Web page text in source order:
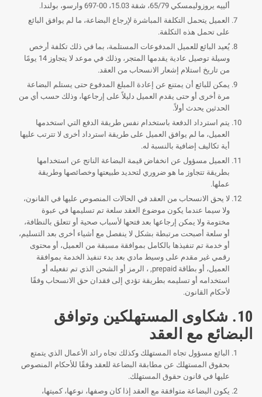
ألييه يروزوليمسكي 65/79، شقة 15.03، 00-697 وارسو، بولندا.
العميل يتحمل التكلفة المباشرة لإرجاع البضاعة، ما لم يوافق البائع
على تحمل هذه التكلفة.
يُعيد البائع للعميل المدفوعات المستلمة، بما في ذلك تكلفة أرخص
وسيلة توصيل عادية يقدمها المتجر، وذلك في موعد لا يتجاوز 14 يومًا
من تاريخ استلام إشعار الانسحاب من العقد.
يمكن للبائع أن يمتنع عن إعادة المبلغ المدفوع حتى يستلم البضاعة
مرة أخرى أو حتى يقدم العميل دليلاً على إرجاعها، وذلك حسب أي من
الحدثين يحدث أولاً.
يتم استرداد الدفعة باستخدام نفس طريقة الدفع التي استخدمها
العميل، ما لم يوافق العميل على طريقة استرداد أخرى لا تترتب عليها
أية تكاليف إضافية بالنسبة له.
العميل مسؤول عن انخفاض قيمة البضاعة الناتج عن استخدامها
بطريقة تتجاوز ما هو ضروري لتحديد طبيعتها وخصائصها وطريقة
عملها.
لا يحق الانسحاب من العقد في الحالات المنصوص عليها في القانون،
ولا سيما عندما يكون موضوع العقد سلعة تم تسليمها في عبوة
مختومة ولا يمكن إرجاعها بعد فتحها لأسباب صحية أو تتعلق بالنظافة،
أو سلعة أصبحت مرتبطة بشكل لا ينفصل مع أشياء أخرى بعد التسليم،
أو خدمة تم تنفيذها بالكامل بموافقة مسبقة من العميل، أو محتوى
رقمي غير مقدم على وسيط مادي بعد بدء تنفيذ الخدمة بموافقة
العميل، أو بطاقة prepaid, ، الرمز أو الشحن الذي تم تفعيله أو
استخدامه أو تسليمه بطريقة تؤدي إلى فقدان حق الانسحاب وفقًا
لأحكام القانون.
10. شكاوى المستهلكين وتوافق
البضائع مع العقد
البائع مسؤول تجاه المستهلك وكذلك تجاه رائد الأعمال الذي يتمتع
بحقوق المستهلك عن مطابقة البضاعة للعقد وفقًا للأحكام المنصوص
عليها في قانون حقوق المستهلك.
يكون البضاعة متوافقة مع العقد إذا كان وصفها، نوعها، كميتها،